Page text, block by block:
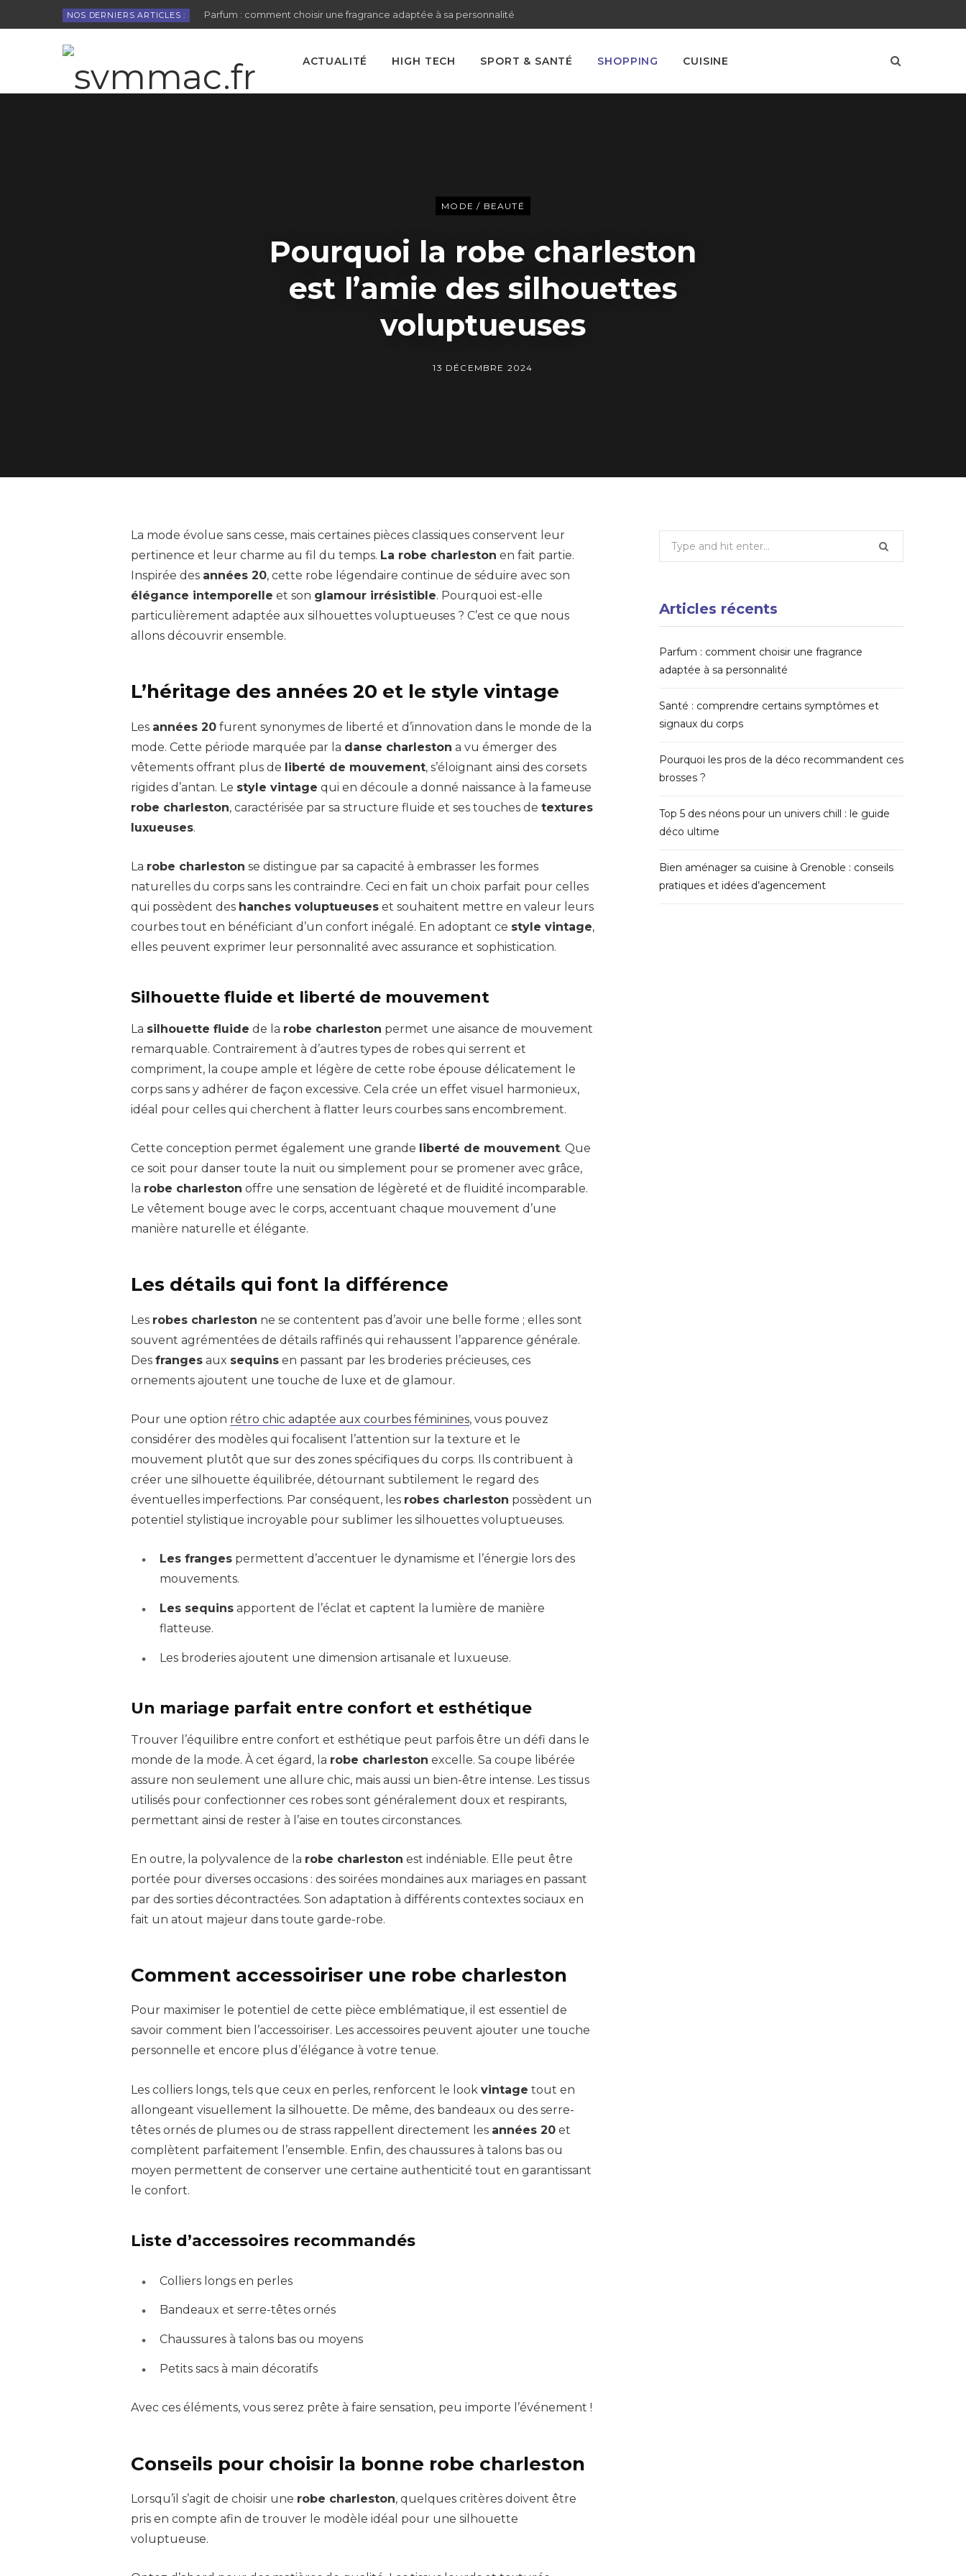
NOS DERNIERS ARTICLES : Parfum : comment choisir une fragrance adaptée à sa personnalité
ACTUALITÉ HIGH TECH SPORT & SANTÉ SHOPPING CUISINE
MODE / BEAUTÉ
Pourquoi la robe charleston
est l’amie des silhouettes
voluptueuses
13 DÉCEMBRE 2024
La mode évolue sans cesse, mais certaines pièces classiques conservent leur
pertinence et leur charme au fil du temps. La robe charleston en fait partie.
Inspirée des années 20, cette robe légendaire continue de séduire avec son
élégance intemporelle et son glamour irrésistible. Pourquoi est-elle
particulièrement adaptée aux silhouettes voluptueuses ? C’est ce que nous
allons découvrir ensemble.
L’héritage des années 20 et le style vintage
Les années 20furent synonymes de liberté et d’innovation dans le monde de la
mode. Cette période marquée par la danse charleston a vu émerger des
vêtements offrant plus de liberté de mouvement, s’éloignant ainsi des corsets
rigides d’antan. Le style vintage qui en découle a donné naissance à la fameuse
robe charleston, caractérisée par sa structure fluide et ses touches de textures
luxueuses.
La robe charleston se distingue par sa capacité à embrasser les formes
naturelles du corps sans les contraindre. Ceci en fait un choix parfait pour celles
qui possèdent des hanches voluptueuseset souhaitent mettre en valeur leurs
courbes tout en bénéficiant d’un confort inégalé. En adoptant ce style vintage,
elles peuvent exprimer leur personnalité avec assurance et sophistication.
Silhouette fluide et liberté de mouvement
La silhouette fluide de la robe charleston permet une aisance de mouvement
remarquable. Contrairement à d’autres types de robes qui serrent et
compriment, la coupe ample et légère de cette robe épouse délicatement le
corps sans y adhérer de façon excessive. Cela crée un effet visuel harmonieux,
idéal pour celles qui cherchent à flatter leurs courbes sans encombrement.
Cette conception permet également une grande liberté de mouvement. Que
ce soit pour danser toute la nuit ou simplement pour se promener avec grâce,
la robe charleston offre une sensation de légèreté et de fluidité incomparable.
Le vêtement bouge avec le corps, accentuant chaque mouvement d’une
manière naturelle et élégante.
Les détails qui font la différence
Les robes charleston ne se contentent pas d’avoir une belle forme ; elles sont
souvent agrémentées de détails raffinés qui rehaussent l’apparence générale.
Des frangesaux sequinsen passant par les broderies précieuses, ces
ornements ajoutent une touche de luxe et de glamour.
Pour une option rétro chic adaptée aux courbes féminines, vous pouvez
considérer des modèles qui focalisent l’attention sur la texture et le
mouvement plutôt que sur des zones spécifiques du corps. Ils contribuent à
créer une silhouette équilibrée, détournant subtilement le regard des
éventuelles imperfections. Par conséquent, les robes charleston possèdent un
potentiel stylistique incroyable pour sublimer les silhouettes voluptueuses.
Les frangespermettent d’accentuer le dynamisme et l’énergie lors des
mouvements.
Les sequinsapportent de l’éclat et captent la lumière de manière
flatteuse.
Les broderies ajoutent une dimension artisanale et luxueuse.
Un mariage parfait entre confort et esthétique
Trouver l’équilibre entre confort et esthétique peut parfois être un défi dans le
monde de la mode. À cet égard, la robe charleston excelle. Sa coupe libérée
assure non seulement une allure chic, mais aussi un bien-être intense. Les tissus
utilisés pour confectionner ces robes sont généralement doux et respirants,
permettant ainsi de rester à l’aise en toutes circonstances.
En outre, la polyvalence de la robe charleston est indéniable. Elle peut être
portée pour diverses occasions : des soirées mondaines aux mariages en passant
par des sorties décontractées. Son adaptation à différents contextes sociaux en
fait un atout majeur dans toute garde-robe.
Comment accessoiriser une robe charleston
Pour maximiser le potentiel de cette pièce emblématique, il est essentiel de
savoir comment bien l’accessoiriser. Les accessoires peuvent ajouter une touche
personnelle et encore plus d’élégance à votre tenue.
Les colliers longs, tels que ceux en perles, renforcent le look vintage tout en
allongeant visuellement la silhouette. De même, des bandeaux ou des serre-
têtes ornés de plumes ou de strass rappellent directement les années 20et
complètent parfaitement l’ensemble. Enfin, des chaussures à talons bas ou
moyen permettent de conserver une certaine authenticité tout en garantissant
le confort.
Liste d’accessoires recommandés
Colliers longs en perles
Bandeaux et serre-têtes ornés
Chaussures à talons bas ou moyens
Petits sacs à main décoratifs
Avec ces éléments, vous serez prête à faire sensation, peu importe l’événement !
Conseils pour choisir la bonne robe charleston
Lorsqu’il s’agit de choisir une robe charleston, quelques critères doivent être
pris en compte afin de trouver le modèle idéal pour une silhouette
voluptueuse.
Search
Articles récents
Parfum : comment choisir une fragrance
adaptée à sa personnalité
Santé : comprendre certains symptômes et
signaux du corps
Pourquoi les pros de la déco recommandent ces
brosses ?
Top 5 des néons pour un univers chill : le guide
déco ultime
Bien aménager sa cuisine à Grenoble : conseils
pratiques et idées d’agencement